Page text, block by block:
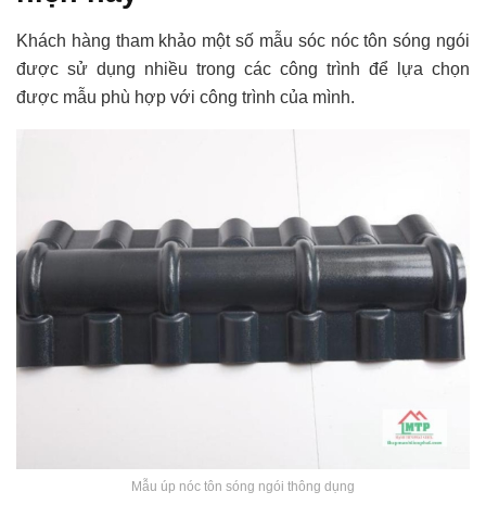
Khách hàng tham khảo một số mẫu sóc nóc tôn sóng ngói
được sử dụng nhiều trong các công trình để lựa chọn
được mẫu phù hợp với công trình của mình.
Mẫu úp nóc tôn sóng ngói thông dụng